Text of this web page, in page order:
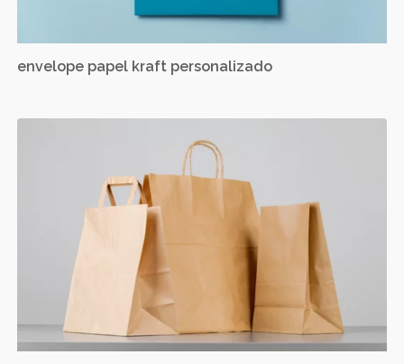
envelope papel kraft personalizado